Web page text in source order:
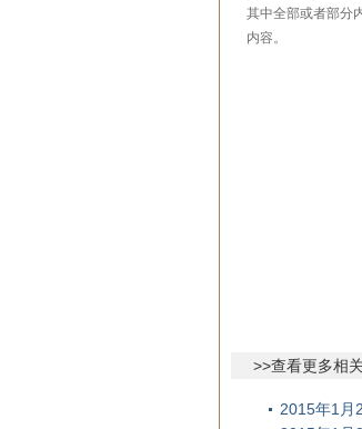
其中全部或者部分
内容。
>>查看更多相
2015年1月